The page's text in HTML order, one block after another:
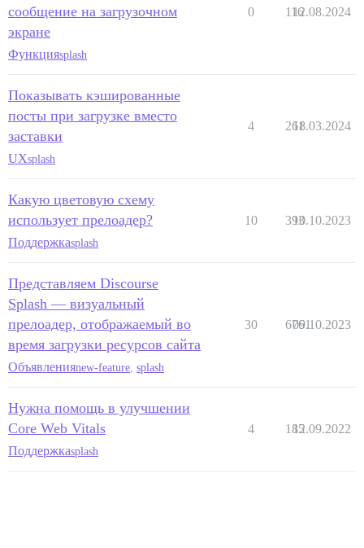
сообщение на загрузочном
экране
Функцияsplash
0 116
12.08.2024
Показывать кэшированные
посты при загрузке вместо
заставки
UXsplash
4 261
18.03.2024
Какую цветовую схему
использует прелоадер?
Поддержкаsplash
10 393
10.10.2023
Представляем Discourse
Splash — визуальный
прелоадер, отображаемый во
время загрузки ресурсов сайта
Объявленияnew-feature splash
30 6761
09.10.2023
Нужна помощь в улучшении
Core Web Vitals
Поддержкаsplash
4 185
12.09.2022